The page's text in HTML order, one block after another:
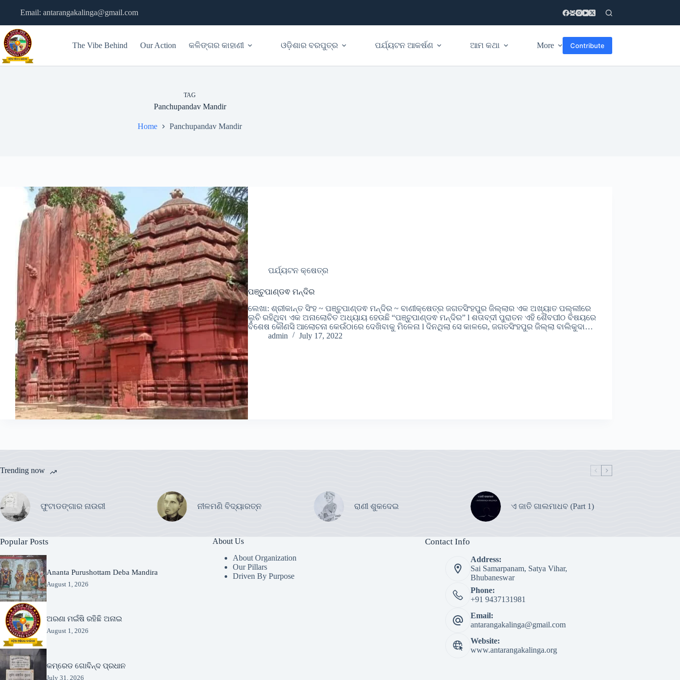
Email: antarangakalinga@gmail.com
The Vibe Behind Our Action କଳିଙ୍ଗର କାହାଣୀ ଓଡ଼ିଶାର ବରପୁତ୍ର ପର୍ଯ୍ୟଟନ ଆକର୍ଷଣ ଆମ କଥା More Contribute
TAG
Panchupandav Mandir
Home Panchupandav Mandir
ପର୍ଯ୍ୟଟନ କ୍ଷେତ୍ର
ପଞ୍ଚୁପାଣ୍ଡଵ ମନ୍ଦିର
ଲେଖା: ଶ୍ରୀକାନ୍ତ ସିଂହ ~ ପଞ୍ଚୁପାଣ୍ଡଵ ମନ୍ଦିର ~ ବାଣୀକ୍ଷେତ୍ର ଜଗତସିଂହପୁର ଜିଲ୍ଲାର ଏକ ଅଖ୍ୟାତ ପଲ୍ଲୀରେ
ଲୁଚି ରହିଥିବା ଏକ ଅନାଲୋଚିତ ଅଧ୍ୟାୟ ହେଉଛି “ପଞ୍ଚୁପାଣ୍ଡଵ ମନ୍ଦିର” l ଶତାବ୍ଦୀ ପୁରାତନ ଏହି ଶୈବପୀଠ ବିଷୟରେ
ବିଶେଷ କୌଣସି ଆଲୋଚନା କେଉଁଠାରେ ଦେଖିବାକୁ ମିଳେନା l ଦିନଥିଲା ସେ କାଳରେ, ଜଗତସିଂହପୁର ଜିଲ୍ଲା ବାଲିକୁଦା…
admin
July 17, 2022
Trending now
ଫୁଟାଡଙ୍ଗାର ନାଉରୀ ନୀଳମଣି ବିଦ୍ୟାରତ୍ନ ରାଣୀ ଶୁକଦେଇ ଏ ଜାତି ଗାଲମାଧବ (Part 1)
Popular Posts
Ananta Purushottam Deba Mandira
August 1, 2026
ଅରଣା ମଇଁଷି ରହିଛି ଅନାଇ
August 1, 2026
କମ୍ରେଡ ଗୋବିନ୍ଦ ପ୍ରଧାନ
July 31, 2026
About Us
About Organization
Our Pillars
Driven By Purpose​
Contact Info
Address:
Sai Samarpanam, Satya Vihar,
Bhubaneswar
Phone:
+91 9437131981
Email:
antarangakalinga@gmail.com
Website:
www.antarangakalinga.org